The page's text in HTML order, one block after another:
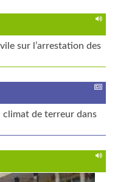
sur l’arrestation des
climat de terreur dans